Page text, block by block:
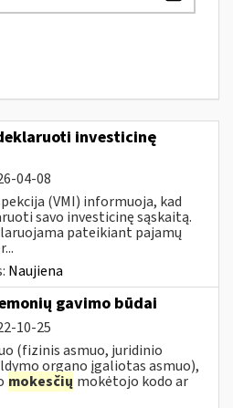
investicinę
04-08
(VMI) informuoja, kad
savo investicinę sąskaitą.
pateikiant pajamų
Naujiena
gavimo būdai
10-25
(fizinis asmuo, juridinio
organo įgaliotas asmuo),
mokesčių mokėtojo kodo ar